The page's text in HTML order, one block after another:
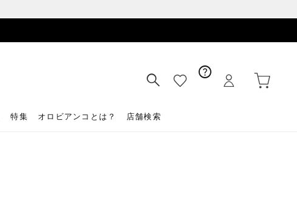
特集 オロビアンコとは？ 店舗検索